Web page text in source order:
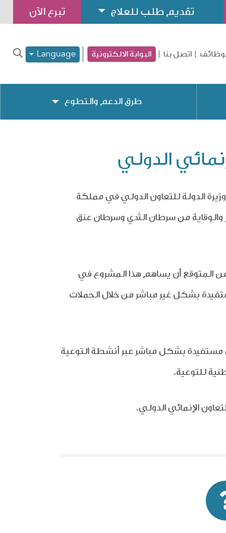
تبرع الآن تقديم طلب للعلاج
اتصل بنا البوابة الالكترونية Language
طرق الدعم والتطوع
الدولي
الدولة للتعاون الدولي في مملكة
والوقاية من سرطان الثدي وسرطان عنق
المتوقع أن يساهم هذا المشروع في
بشكل غير مباشر من خلال الحملات
مستفيدة بشكل مباشر عبر أنشطة التوعية
للتوعية.
الإنمائي الدولي.